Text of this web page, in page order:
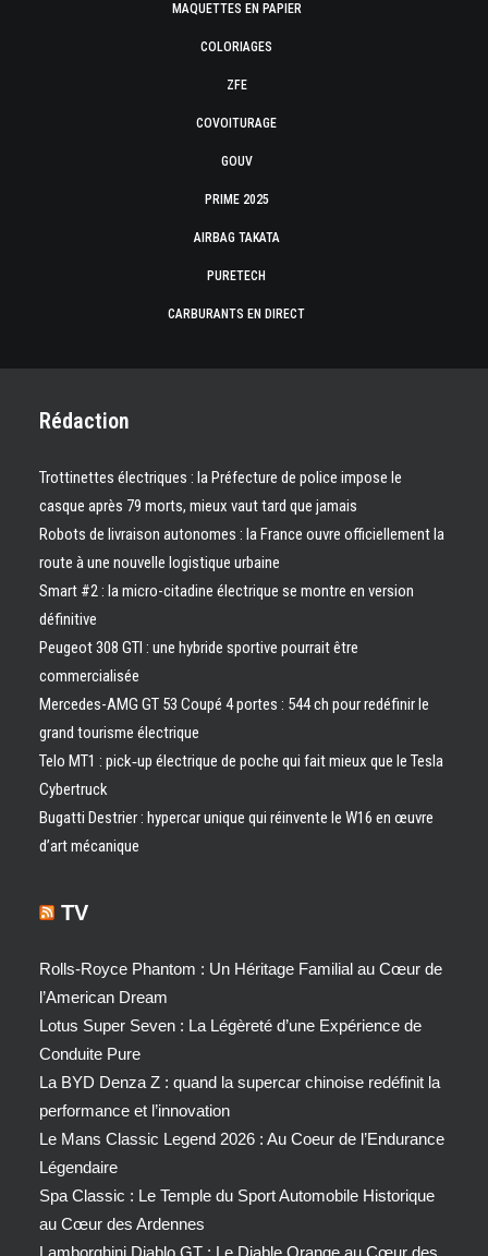
MAQUETTES EN PAPIER
COLORIAGES
ZFE
COVOITURAGE
GOUV
PRIME 2025
AIRBAG TAKATA
PURETECH
CARBURANTS EN DIRECT
Rédaction
Trottinettes électriques : la Préfecture de police impose le
casque après 79 morts, mieux vaut tard que jamais
Robots de livraison autonomes : la France ouvre officiellement la
route à une nouvelle logistique urbaine
Smart #2 : la micro-citadine électrique se montre en version
définitive
Peugeot 308 GTI : une hybride sportive pourrait être
commercialisée
Mercedes-AMG GT 53 Coupé 4 portes : 544 ch pour redéfinir le
grand tourisme électrique
Telo MT1 : pick‑up électrique de poche qui fait mieux que le Tesla
Cybertruck
Bugatti Destrier : hypercar unique qui réinvente le W16 en œuvre
d’art mécanique
TV
Rolls-Royce Phantom : Un Héritage Familial au Cœur de
l’American Dream
Lotus Super Seven : La Légèreté d’une Expérience de
Conduite Pure
La BYD Denza Z : quand la supercar chinoise redéfinit la
performance et l’innovation
Le Mans Classic Legend 2026 : Au Coeur de l’Endurance
Légendaire
Spa Classic : Le Temple du Sport Automobile Historique
au Cœur des Ardennes
Lamborghini Diablo GT : Le Diable Orange au Cœur des